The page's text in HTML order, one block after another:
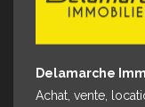
Delamarche
Achat, vente,